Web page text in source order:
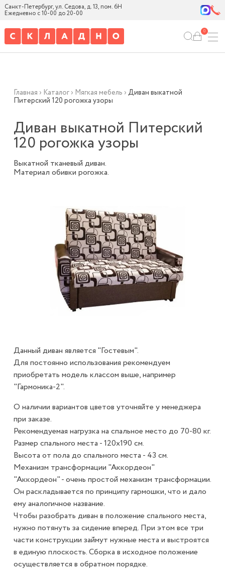
Санкт-Петербург, ул. Седова, д. 13, пом. 6Н
Ежедневно с 10-00 до 20-00
0
Главная › Каталог› Мягкая мебель › Диван выкатной
Питерский 120 рогожка узоры
Диван выкатной Питерский
120 рогожка узоры
Выкатной тканевый диван.
Материал обивки рогожка.
Данный диван является "Гостевым".
Для постоянно использования рекомендуем
приобретать модель классом выше, например
"Гармоника-2".
О наличии вариантов цветов уточняйте у менеджера
при заказе.
Рекомендуемая нагрузка на спальное место до 70-80 кг.
Размер спального места - 120х190 см.
Высота от пола до спального места - 43 см.
Механизм трансформации "Аккордеон"
"Аккордеон" - очень простой механизм трансформации.
Он раскладывается по принципу гармошки, что и дало
ему аналогичное название.
Чтобы разобрать диван в положение спального места,
нужно потянуть за сидение вперед. При этом все три
части конструкции займут нужные места и выстроятся
в единую плоскость. Сборка в исходное положение
осуществляется в обратном порядке.